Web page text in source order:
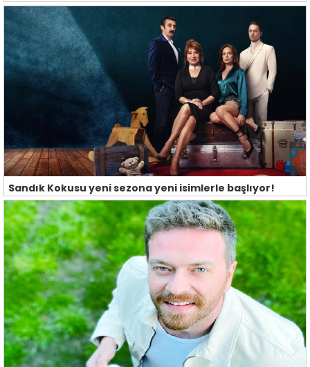
Sandık Kokusu yeni sezona yeni isimlerle başlıyor!